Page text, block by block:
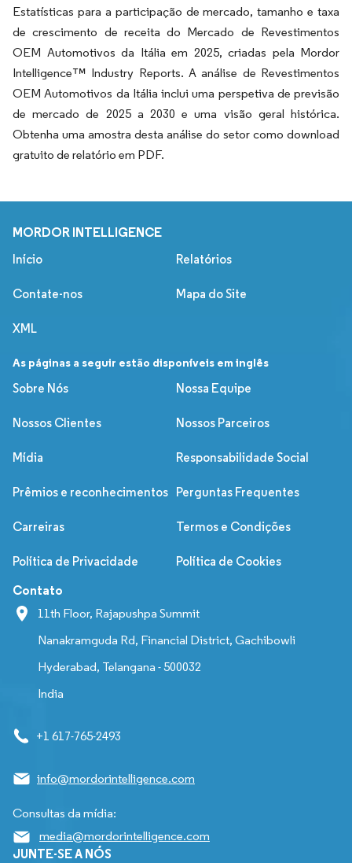
Estatísticas para a participação de mercado, tamanho e taxa
de crescimento de receita do Mercado de Revestimentos
OEM Automotivos da Itália em 2025, criadas pela Mordor
Intelligence™ Industry Reports. A análise de Revestimentos
OEM Automotivos da Itália inclui uma perspetiva de previsão
de mercado de 2025 a 2030 e uma visão geral histórica.
Obtenha uma amostra desta análise do setor como download
gratuito de relatório em PDF.
MORDOR INTELLIGENCE
Início Relatórios
Contate-nos Mapa do Site
XML
As páginas a seguir estão disponíveis em inglês
Sobre Nós
Nossa Equipe
Nossos Clientes Nossos Parceiros
Mídia Responsabilidade Social
Prêmios e reconhecimentos Perguntas Frequentes
Carreiras Termos e Condições
Política de Privacidade Política de Cookies
Contato
11th Floor, Rajapushpa Summit
Nanakramguda Rd, Financial District, Gachibowli
Hyderabad, Telangana - 500032
India
+1 617-765-2493
info@mordorintelligence.com
Consultas da mídia:
media@mordorintelligence.com
JUNTE-SE A NÓS